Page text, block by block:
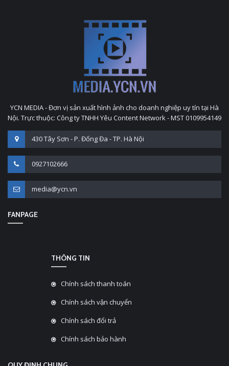
YCN MEDIA - Đơn vị sản xuất hình ảnh cho doanh nghiệp uy tín tại Hà
Nội. Trực thuộc: Công ty TNHH Yêu Content Network - MST 0109954149
430 Tây Sơn - P. Đống Đa - TP. Hà Nội
0927102666
media@ycn.vn
FANPAGE
THÔNG TIN
Chính sách thanh toán
Chính sách vận chuyển
Chính sách đổi trả
Chính sách bảo hành